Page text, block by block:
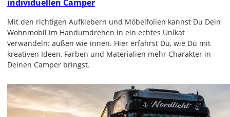
individuellen Camper
Mit den richtigen Aufklebern und Möbelfolien kannst Du Dein
Wohnmobil im Handumdrehen in ein echtes Unikat
verwandeln: außen wie innen. Hier erfährst Du, wie Du mit
kreativen Ideen, Farben und Materialien mehr Charakter in
Deinen Camper bringst.